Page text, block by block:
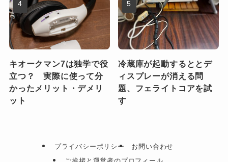
キオークマン7は独学で役
立つ？ 実際に使って分
かったメリット・デメリ
ット
冷蔵庫が起動するととデ
ィスプレーが消える問
題、フェライトコアを試
す
プライバシーポリシー
お問い合わせ